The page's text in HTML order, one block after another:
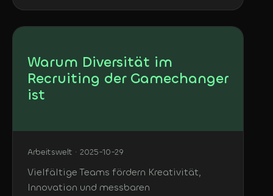
Warum Diversität im
Recruiting der Gamechanger
ist
Arbeitswelt · 2025-10-29
Vielfältige Teams fördern Kreativität,
Innovation und messbaren